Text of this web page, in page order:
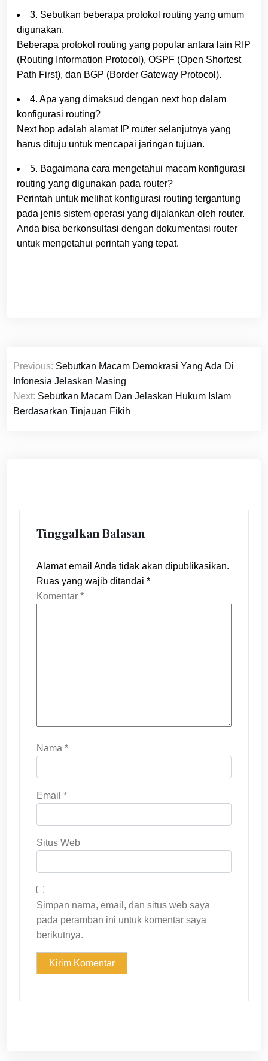
3. Sebutkan beberapa protokol routing yang umum
digunakan.
Beberapa protokol routing yang popular antara lain RIP
(Routing Information Protocol), OSPF (Open Shortest
Path First), dan BGP (Border Gateway Protocol).
4. Apa yang dimaksud dengan next hop dalam
konfigurasi routing?
Next hop adalah alamat IP router selanjutnya yang
harus dituju untuk mencapai jaringan tujuan.
5. Bagaimana cara mengetahui macam konfigurasi
routing yang digunakan pada router?
Perintah untuk melihat konfigurasi routing tergantung
pada jenis sistem operasi yang dijalankan oleh router.
Anda bisa berkonsultasi dengan dokumentasi router
untuk mengetahui perintah yang tepat.
Navigasi
pos
Previous: Sebutkan Macam Demokrasi Yang Ada Di
Infonesia Jelaskan Masing
Next: Sebutkan Macam Dan Jelaskan Hukum Islam
Berdasarkan Tinjauan Fikih
Tinggalkan Balasan
Alamat email Anda tidak akan dipublikasikan.
Ruas yang wajib ditandai *
Komentar *
Nama *
Email *
Situs Web
Simpan nama, email, dan situs web saya
pada peramban ini untuk komentar saya
berikutnya.